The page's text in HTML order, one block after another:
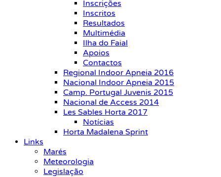
Inscrições
Inscritos
Resultados
Multimédia
Ilha do Faial
Apoios
Contactos
Regional Indoor Apneia 2016
Nacional Indoor Apneia 2015
Camp. Portugal Juvenis 2015
Nacional de Access 2014
Les Sables Horta 2017
Notícias
Horta Madalena Sprint
Links
Marés
Meteorologia
Legislação